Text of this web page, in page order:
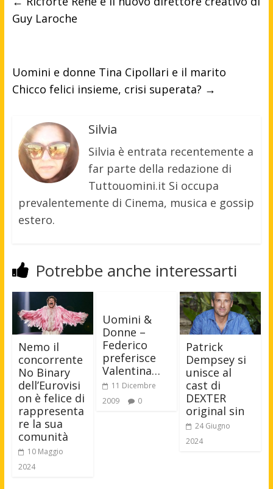
Guy Laroche
Uomini e donne Tina Cipollari e il marito
Chicco felici insieme, crisi superata? →
Silvia
Silvia è entrata recentemente a
far parte della redazione di
Tuttouomini.it Si occupa
prevalentemente di Cinema, musica e gossip
estero.
Potrebbe anche interessarti
Nemo il
concorrente
No Binary
dell’Eurovisi
on è felice di
rappresenta
re la sua
comunità
10 Maggio
2024
Uomini &
Donne –
Federico
preferisce
Valentina…
11 Dicembre
2009
0
Patrick
Dempsey si
unisce al
cast di
DEXTER
original sin
24 Giugno
2024